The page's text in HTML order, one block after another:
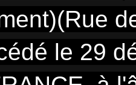
le 29